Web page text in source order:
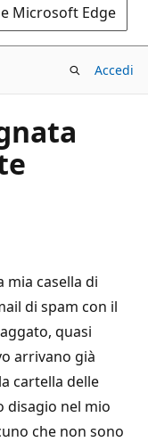
Microsoft Edge
Accedi
mia casella di
di spam con il
quasi
arrivano già
cartella delle
disagio nel mio
che non sono